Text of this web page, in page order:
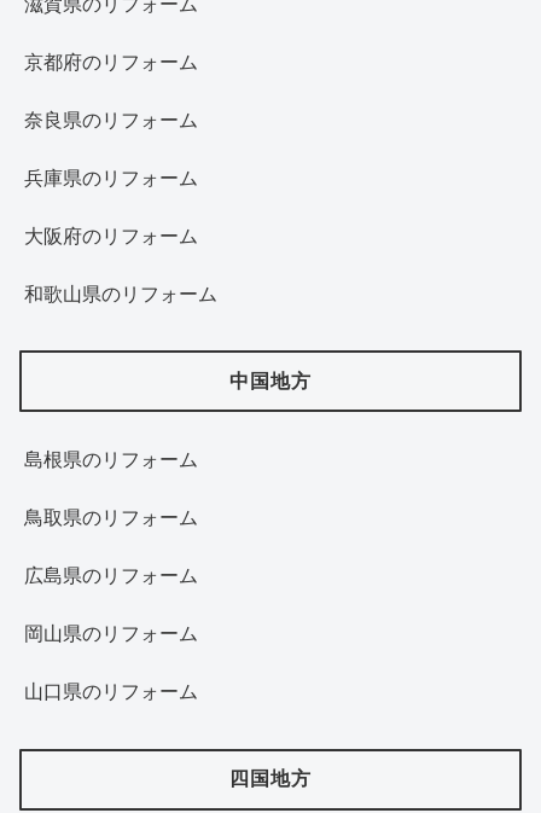
滋賀県のリフォーム
京都府のリフォーム
奈良県のリフォーム
兵庫県のリフォーム
大阪府のリフォーム
和歌山県のリフォーム
中国地方
島根県のリフォーム
鳥取県のリフォーム
広島県のリフォーム
岡山県のリフォーム
山口県のリフォーム
四国地方